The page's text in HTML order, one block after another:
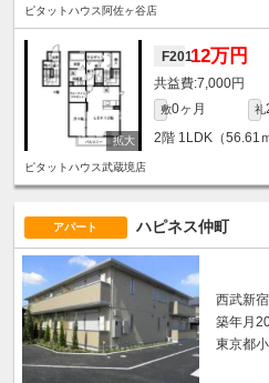
ピタットハウス阿佐ヶ谷店
F20112万円
7,000円
敷0ヶ月 礼
2階 1LDK（56.61
ピタットハウス武蔵境店
アパート ハピネス仲町
西武新
築年月
東京都